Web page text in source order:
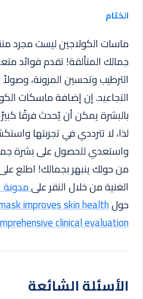
الختام
ماسات الكولاجين ليست مجرد
جمالك المتألقة! تقدم فوائد
الترطيب وتحسين المرونة، وصولاً
التجاعيد. إن إضافة ماسكات
بالبشرة يمكن أن يُحدث فرقًا
لذا، لا تترددي في تجربتها
واستعدي للحصول على بشرة
من حولك ينبهر بجمالك! اطلع
الغنية من خلال النقر علىمدونة
حولimproves skin health
clinical evaluation
الأسئلة الشائعة